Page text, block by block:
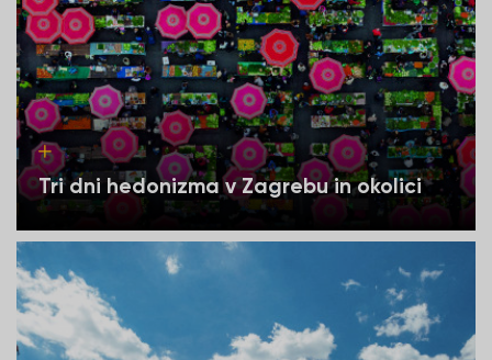
Tri dni hedonizma v Zagrebu in okolici